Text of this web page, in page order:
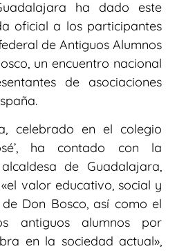
ha dado este
oficial a los participantes
de Antiguos Alumnos
un encuentro nacional
de asociaciones
celebrado en el colegio
ha contado con la
de Guadalajara,
valor educativo, social y
Don Bosco, así como el
antiguos alumnos por
en la sociedad actual»,